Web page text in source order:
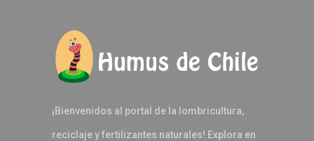
¡Bienvenidos al portal de la lombricultura,
reciclaje y fertilizantes naturales! Explora en